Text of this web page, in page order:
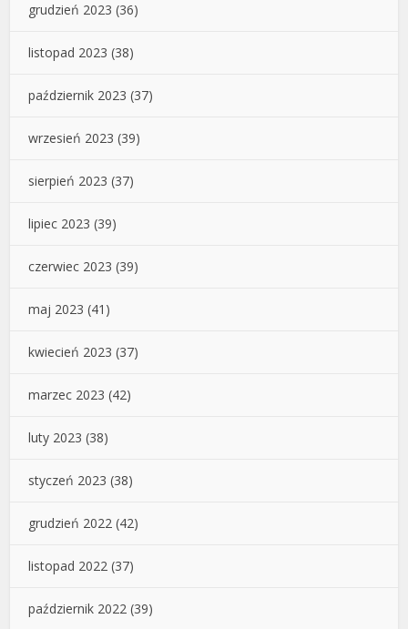
grudzień 2023 (36)
listopad 2023 (38)
październik 2023 (37)
wrzesień 2023 (39)
sierpień 2023 (37)
lipiec 2023 (39)
czerwiec 2023 (39)
maj 2023 (41)
kwiecień 2023 (37)
marzec 2023 (42)
luty 2023 (38)
styczeń 2023 (38)
grudzień 2022 (42)
listopad 2022 (37)
październik 2022 (39)